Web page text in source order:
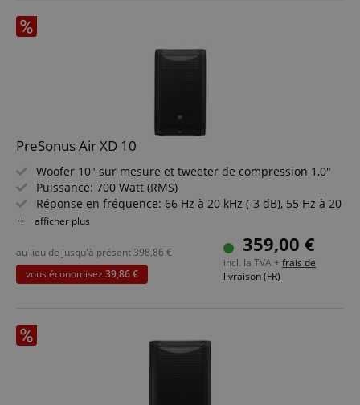
PreSonus Air XD 10
Woofer 10" sur mesure et tweeter de compression 1,0"
Puissance: 700 Watt (RMS)
Réponse en fréquence: 66 Hz à 20 kHz (-3 dB), 55 Hz à 20
kHz (-10 dB)
Niveau de pression acoustique maximal: 130 dB
Angle de couverture: 90° x 60°
DSP avancé, écran LCD 2,6" et Bluetooth avec mode TWS-
Bridge
afficher plus
359,00 €
incl. la TVA + frais de
livraison (FR)
au lieu de jusqu'à présent 398,86 €
vous économisez 39,86 €